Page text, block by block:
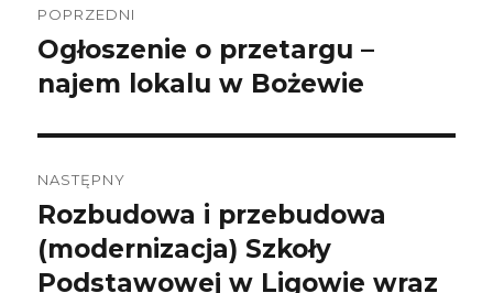
wpisu
POPRZEDNI
Poprzedni
wpis:
Ogłoszenie o przetargu –
najem lokalu w Bożewie
NASTĘPNY
Następny
wpis:
Rozbudowa i przebudowa
(modernizacja) Szkoły
Podstawowej w Ligowie wraz